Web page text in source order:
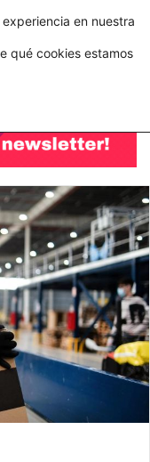
C&A México completa la implementación de su WMS en la nube
en nuestra
qué cookies estamos